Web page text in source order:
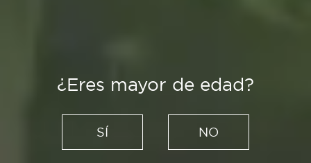
¿Eres mayor de edad?
SÍ NO
Es Tendencia
Gastronomía nórdica:
sabores que llegaron del frío